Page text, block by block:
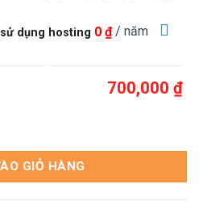
dụng hosting 0 ₫ / năm
700,000 ₫
GIỎ HÀNG